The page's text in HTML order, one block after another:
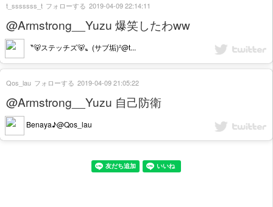
@Armstrong__Yuzu 爆笑したわww
〝🐻ステッチズ🐻〟(サブ垢)²@t...
t_sssssss_t フォローする 2019-04-09 22:14:11
@Armstrong__Yuzu 自己防衛
Benaya♪@Qos_lau
Qos_lau フォローする 2019-04-09 21:05:22